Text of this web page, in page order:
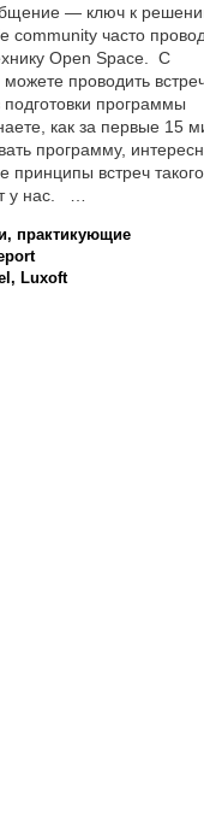
— ключ к
community часто
Open Space. С
проводить
программы
как за первые 15
программу,
принципы встреч такого
у нас. …
практикующие
Luxoft